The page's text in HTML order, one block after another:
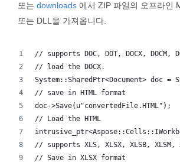
또는 downloads 에서 ZIP 파일의 오프라인
또는 DLL을 가져옵니다.
// supports DOC, DOT, DOCX, DOCM,
// load the DOCX.
System::SharedPtr<Document> doc =
// save in HTML format
doc->Save(u"convertedFile.HTML");
// Load the HTML
// supports XLS, XLSX, XLSB, XLSM,
// Save in XLSX format